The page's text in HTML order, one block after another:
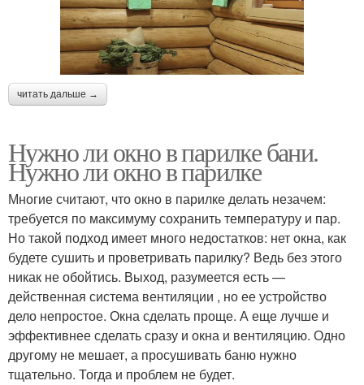
читать дальше →
Нужно ли окно в парилке бани.
Нужно ли окно в парилке
Многие считают, что окно в парилке делать незачем:
требуется по максимуму сохранить температуру и пар.
Но такой подход имеет много недостатков: нет окна, как
будете сушить и проветривать парилку? Ведь без этого
никак не обойтись. Выход, разумеется есть —
действенная система вентиляции , но ее устройство
дело непростое. Окна сделать проще. А еще лучше и
эффективнее сделать сразу и окна и вентиляцию. Одно
другому не мешает, а просушивать баню нужно
тщательно. Тогда и проблем не будет.